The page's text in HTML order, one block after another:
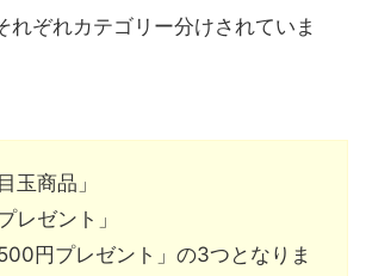
れぞれカテゴリー分けされていま
玉商品」
レゼント」
円プレゼント」の3つとなりま